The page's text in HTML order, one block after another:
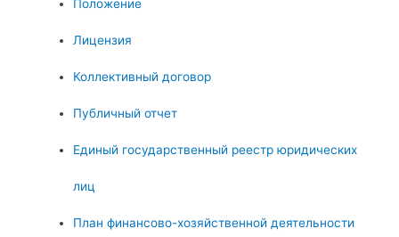
Положение
Лицензия
Коллективный договор
Публичный отчет
Единый государственный реестр юридических
лиц
План финансово-хозяйственной деятельности